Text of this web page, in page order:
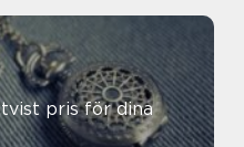
pris för dina